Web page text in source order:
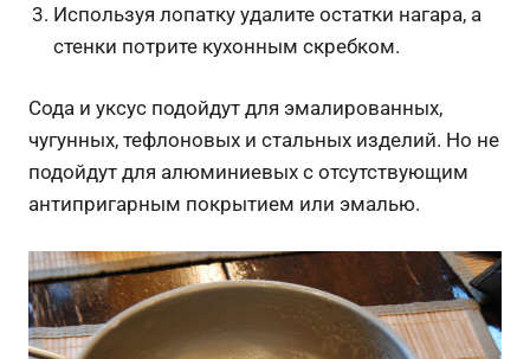
Используя лопатку удалите остатки нагара, а
стенки потрите кухонным скребком.
Сода и уксус подойдут для эмалированных,
чугунных, тефлоновых и стальных изделий. Но не
подойдут для алюминиевых с отсутствующим
антипригарным покрытием или эмалью.